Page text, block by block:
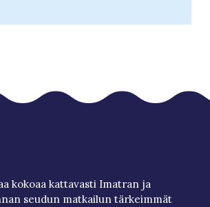
kokoaa kattavasti Imatran ja
seudun matkailun tärkeimmät